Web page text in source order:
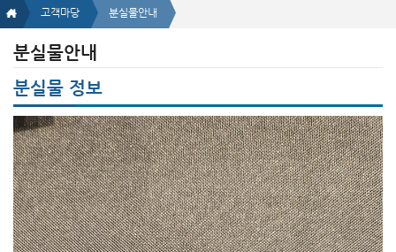
고객마당 분실물안내
분실물안내
분실물 정보